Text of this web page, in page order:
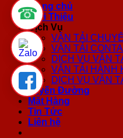
Trang chủ
Giới Thiệu
Dịch Vụ
VẬN TẢI
VẬN TẢI
DỊCH VỤ VẬN
VẬN TẢI HÀNH
DỊCH VỤ VẬN
Tuyến Đường
Mặt Hàng
Tin Tức
Liên hệ
☎